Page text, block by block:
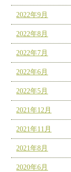
2022年9月
2022年8月
2022年7月
2022年6月
2022年5月
2021年12月
2021年11月
2021年8月
2020年6月